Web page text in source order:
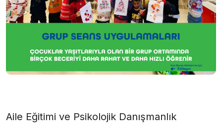
Aile Eğitimi ve Psikolojik Danışmanlık